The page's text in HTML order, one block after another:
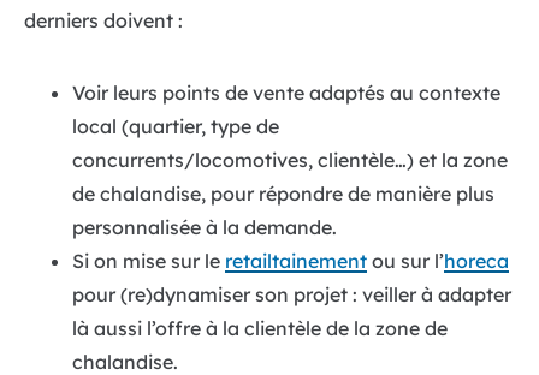
derniers doivent :
Voir leurs points de vente adaptés au contexte
local (quartier, type de
concurrents/locomotives, clientèle…) et la zone
de chalandise, pour répondre de manière plus
personnalisée à la demande.
Si on mise sur le retailtainement ou sur l’horeca
pour (re)dynamiser son projet : veiller à adapter
là aussi l’offre à la clientèle de la zone de
chalandise.